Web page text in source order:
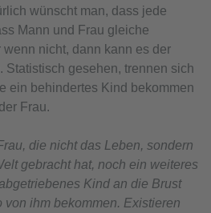
wünscht man, dass jede
Mann und Frau gleiche
wenn nicht, dann kann es der
Statistisch gesehen, trennen sich
ein behindertes Kind bekommen
Frau.
die nicht das Leben, sondern
gebracht hat, noch ein weiteres
Kind an die Brust
von ihm bekommen. Existieren